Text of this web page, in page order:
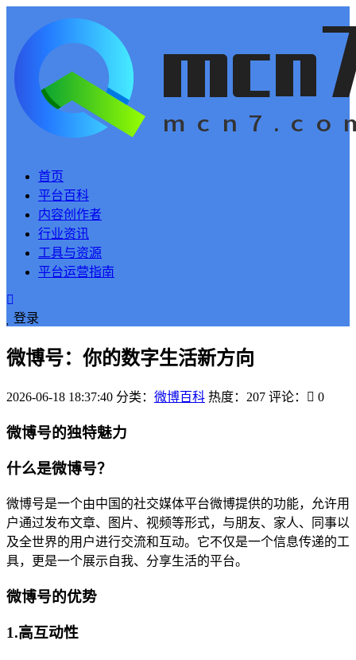
首页
平台百科
内容创作者
行业资讯
工具与资源
平台运营指南
登录
微博号：你的数字生活新方向
2026-06-18 18:37:40 分类： 微博百科 热度：207 评论： 0
微博号的独特魅力
什么是微博号？
微博号是一个由中国的社交媒体平台微博提供的功能，允许用
户通过发布文章、图片、视频等形式，与朋友、家人、同事以
及全世界的用户进行交流和互动。它不仅是一个信息传递的工
具，更是一个展示自我、分享生活的平台。
微博号的优势
1.高互动性